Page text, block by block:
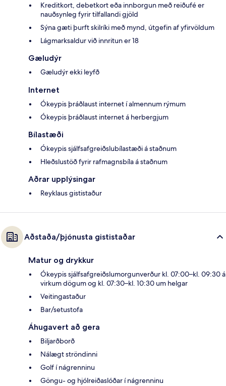
Kreditkort, debetkort eða innborgun með reiðufé er
nauðsynleg fyrir tilfallandi gjöld
Sýna gæti þurft skilríki með mynd, útgefin af yfirvöldum
Lágmarksaldur við innritun er 18
Gæludýr
Gæludýr ekki leyfð
Internet
Ókeypis þráðlaust internet í almennum rýmum
Ókeypis þráðlaust internet á herbergjum
Bílastæði
Ókeypis sjálfsafgreiðslubílastæði á staðnum
Hleðslustöð fyrir rafmagnsbíla á staðnum
Aðrar upplýsingar
Reyklaus gististaður
Aðstaða/þjónusta gististaðar
Matur og drykkur
Ókeypis sjálfsafgreiðslumorgunverður kl. 07:00–kl. 09:30 á
virkum dögum og kl. 07:30–kl. 10:30 um helgar
Veitingastaður
Bar/setustofa
Áhugavert að gera
Biljarðborð
Nálægt ströndinni
Golf í nágrenninu
Göngu- og hjólreiðaslóðar í nágrenninu